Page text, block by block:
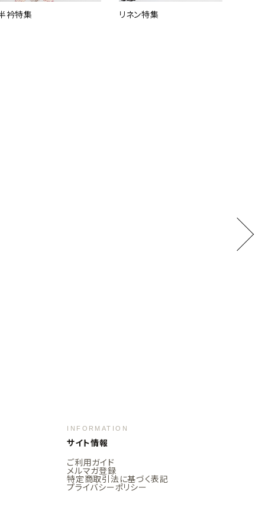
衿特集 リネン特集
INFORMATION
サイト情報
ご利用ガイド
メルマガ登録
特定商取引法に基づく表記
プライバシーポリシー